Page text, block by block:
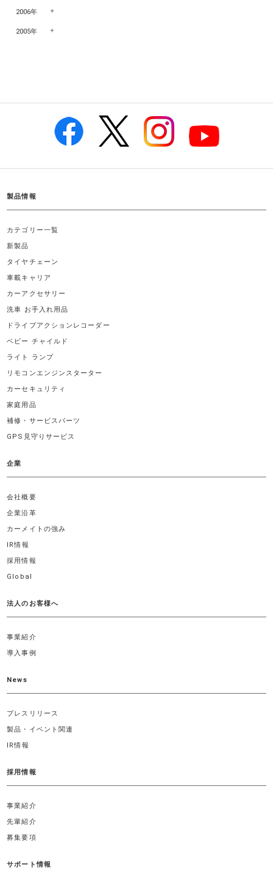
2006年
2005年
製品情報
カテゴリー一覧
新製品
タイヤチェーン
車載キャリア
カーアクセサリー
洗車 お手入れ用品
ドライブアクションレコーダー
ベビー チャイルド
ライト ランプ
リモコンエンジンスターター
カーセキュリティ
家庭用品
補修・サービスパーツ
GPS見守りサービス
企業
会社概要
企業沿革
カーメイトの強み
IR情報
採用情報
Global
法人のお客様へ
事業紹介
導入事例
News
プレスリリース
製品・イベント関連
IR情報
採用情報
事業紹介
先輩紹介
募集要項
サポート情報